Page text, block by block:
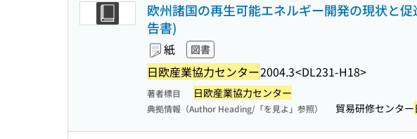
欧州諸国の再生可能エネルギー開発の現状と
告書)
紙 図書
日欧産業協力センター2004.3<DL231-H18>
著者標目 日欧産業協力センター
典拠情報（Author Heading/「を見よ」参照） 貿易研修センター